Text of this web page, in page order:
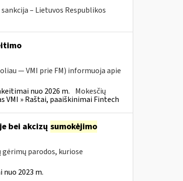
– Lietuvos Respublikos
— VMI prie FM) informuoja apie
nuo 2026 m. Mokesčių
VMI » Raštai, paaiškinimai Fintech
bei akcizų sumokėjimo
parodos, kuriose
nuo 2023 m.